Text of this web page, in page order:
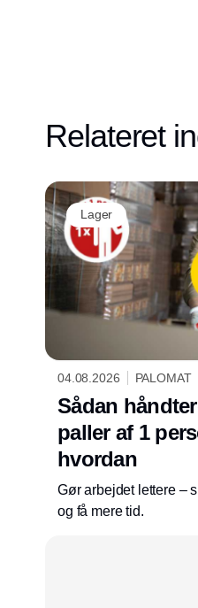
Relateret
Lager
04.08.2026 PALOMAT
Sådan
paller af 1
hvordan
Gør arbejdet lettere –
og få mere tid.